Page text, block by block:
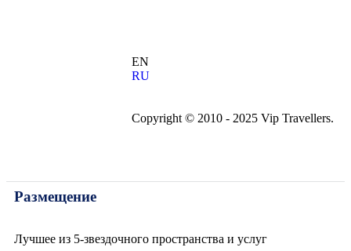
EN
RU
Copyright © 2010 - 2025 Vip Travellers.
Размещение
Лучшее из 5-звездочного пространства и услуг